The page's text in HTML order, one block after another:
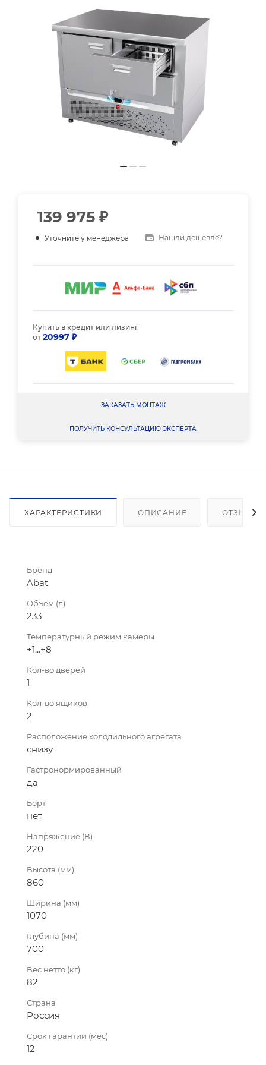
139 975 ₽
Уточните у менеджера Нашли дешевле?
Купить в кредит или лизинг
от 20997 ₽
ЗАКАЗАТЬ МОНТАЖ
ПОЛУЧИТЬ КОНСУЛЬТАЦИЮ ЭКСПЕРТА
ХАРАКТЕРИСТИКИ ОПИСАНИЕ ОТЗЫВЫ
Бренд
Abat
Объем (л)
233
Температурный режим камеры
+1...+8
Кол-во дверей
1
Кол-во ящиков
2
Расположение холодильного агрегата
снизу
Гастронормированный
да
Борт
нет
Напряжение (В)
220
Высота (мм)
860
Ширина (мм)
1070
Глубина (мм)
700
Вес нетто (кг)
82
Страна
Россия
Срок гарантии (мес)
12